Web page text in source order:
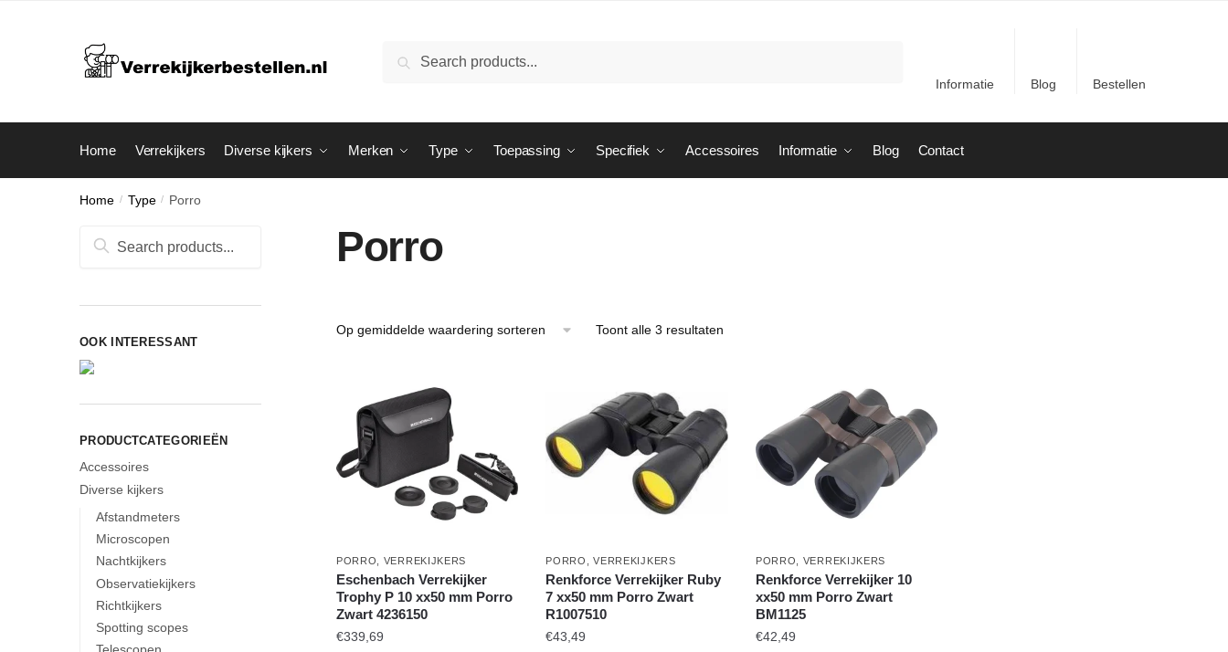
Zoeken
Informatie Blog Bestellen
Home Verrekijkers Diverse kijkers Merken Type Toepassing Specifiek Accessoires Informatie Blog Contact
Home / Type / Porro
Porro
Toont alle 3 resultatenGesorteerd
PORRO VERREKIJKERS
Eschenbach Verrekijker
Trophy P 10 xx50 mm Porro
Zwart 4236150
€339,69
PORRO ,VERREKIJKERS
Renkforce Verrekijker Ruby
7 xx50 mm Porro Zwart
R1007510
€43,49
PORRO VERREKIJKERS
Renkforce Verrekijker 10
xx50 mm Porro Zwart
BM1125
€42,49
Zoeken
OOK INTERESSANT
PRODUCTCATEGORIEËN
Accessoires
Diverse kijkers
Afstandmeters
Microscopen
Nachtkijkers
Observatiekijkers
Richtkijkers
Spotting scopes